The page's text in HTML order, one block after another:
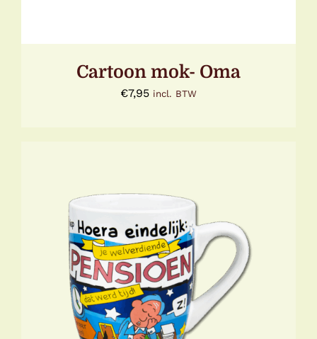
Cartoon mok- Oma
€7,95 incl. BTW
TOEVOEGEN AAN WINKELWAGEN
/
DETAILS